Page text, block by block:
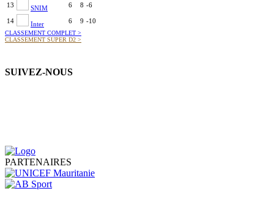
13 SNIM 6 8 -6
14 Inter 6 9 -10
CLASSEMENT COMPLET >
CLASSEMENT SUPER D2 >
SUIVEZ-NOUS
PARTENAIRES